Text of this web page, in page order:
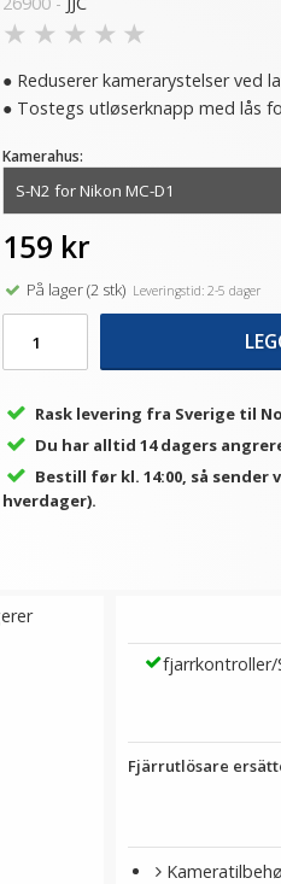
★ ★ ★ ★ ★
● Reduserer kamerarystelser ved
● Tostegs utløserknapp med lås
Kamerahus:
159 kr
På lager (2 stk)Leveringstid: 2-5 dager
Rask levering fra Sverige til
Du har alltid 14 dagers
Bestill før kl. 14:00, så sender
hverdager).
fjarrkontroller/
Fjärrutlösare